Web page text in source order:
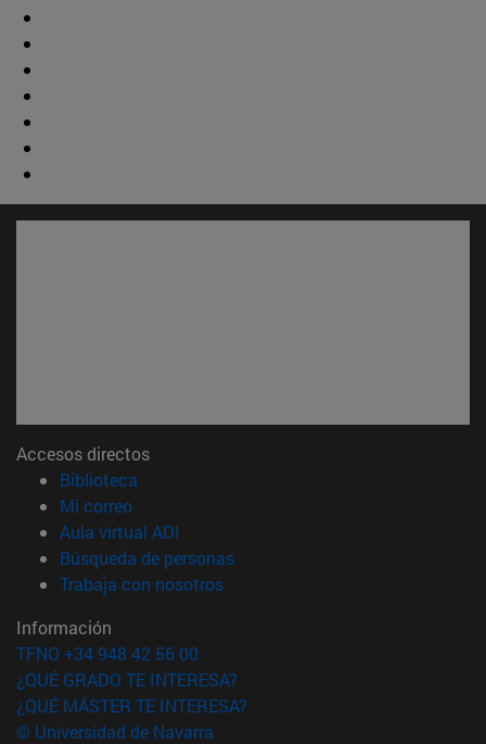
Accesos directos
Biblioteca
Mi correo(abre en nueva ventana)
Aula virtual ADI
Búsqueda de personas(abre en nueva ventana)
Trabaja con nosotros(abre en nueva ventana)
Información
TFNO +34 948 42 56 00
¿QUÉ GRADO TE INTERESA?
¿QUÉ MÁSTER TE INTERESA?
© Universidad de Navarra